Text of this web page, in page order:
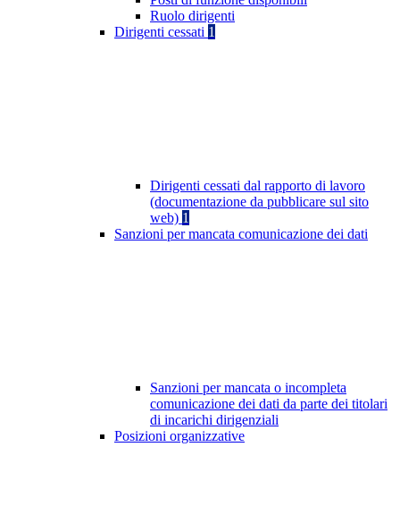
Ruolo dirigenti
Dirigenti cessati 1
Dirigenti cessati dal rapporto di lavoro
(documentazione da pubblicare sul sito
web) 1
Sanzioni per mancata comunicazione dei dati
Sanzioni per mancata o incompleta
comunicazione dei dati da parte dei titolari
di incarichi dirigenziali
Posizioni organizzative